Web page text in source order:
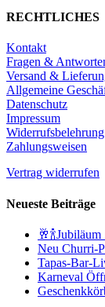
RECHTLICHES
Kontakt
Fragen &
Versand &
Allgemeine
Datenschutz
Impressum
Widerrufsbelehrung
Zahlungsweisen
Vertrag widerrufen
Neueste Beiträge
Neu Churri-
Tapas-Bar-
Karneval